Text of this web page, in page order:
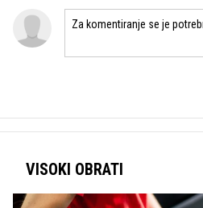
VISOKI OBRATI